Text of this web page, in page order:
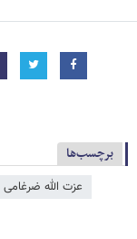
برچسب‌ها
عزت الله ضرغامی